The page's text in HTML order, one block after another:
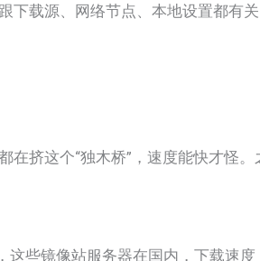
下载源、网络节点、本地设置都有关
挤这个“独木桥”，速度能快才怪。
这些镜像站服务器在国内，下载速度